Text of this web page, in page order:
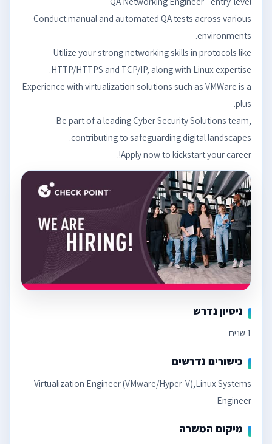
Conduct manual and automated QA tests across various
Utilize your strong networking skills in protocols like
Experience with virtualization solutions such as VMWare is a
Be part of a leading Cyber Security Solutions team,
Apply now to kickstart your career!.
ניסיון נדרש
1 שנים
כישורים נדרשים
Virtualization Engineer (VMware/Hyper-V),Linux Systems
Engineer
מיקום המשרה